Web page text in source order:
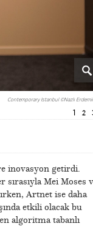
1 2
Contemporary Istanbul ©Nazlı
inovasyon getirdi.
sırasıyla Mei Moses
Artnet ise daha
etkili olacak bu
algoritma tabanlı